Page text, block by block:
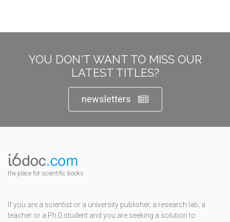
YOU DON'T WANT TO MISS OUR
LATEST TITLES?
newsletters
the place for scientific books
If you are a scientist or a university publisher, a research lab, a
teacher or a Ph.D.student and you are seeking a solution to